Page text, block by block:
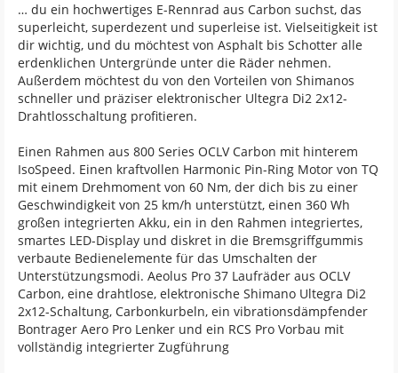
… du ein hochwertiges E-Rennrad aus Carbon suchst, das
superleicht, superdezent und superleise ist. Vielseitigkeit ist
dir wichtig, und du möchtest von Asphalt bis Schotter alle
erdenklichen Untergründe unter die Räder nehmen.
Außerdem möchtest du von den Vorteilen von Shimanos
schneller und präziser elektronischer Ultegra Di2 2x12-
Drahtlosschaltung profitieren.
Einen Rahmen aus 800 Series OCLV Carbon mit hinterem
IsoSpeed. Einen kraftvollen Harmonic Pin-Ring Motor von TQ
mit einem Drehmoment von 60 Nm, der dich bis zu einer
Geschwindigkeit von 25 km/h unterstützt, einen 360 Wh
großen integrierten Akku, ein in den Rahmen integriertes,
smartes LED-Display und diskret in die Bremsgriffgummis
verbaute Bedienelemente für das Umschalten der
Unterstützungsmodi. Aeolus Pro 37 Laufräder aus OCLV
Carbon, eine drahtlose, elektronische Shimano Ultegra Di2
2x12-Schaltung, Carbonkurbeln, ein vibrationsdämpfender
Bontrager Aero Pro Lenker und ein RCS Pro Vorbau mit
vollständig integrierter Zugführung